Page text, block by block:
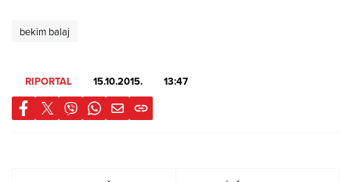
bekim balaj
RIPORTAL 15.10.2015. 13:47